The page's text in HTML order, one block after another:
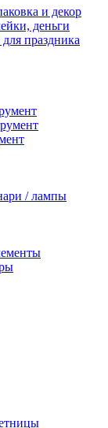
и декор
деньги
праздника
/ лампы